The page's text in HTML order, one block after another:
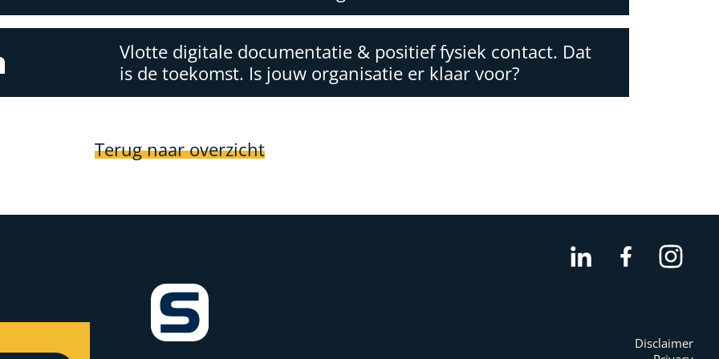
Vlotte digitale documentatie & positief fysiek contact. Dat
is de toekomst. Is jouw organisatie er klaar voor?
Terug naar overzicht
LinkedIn Facebook
Disclaimer